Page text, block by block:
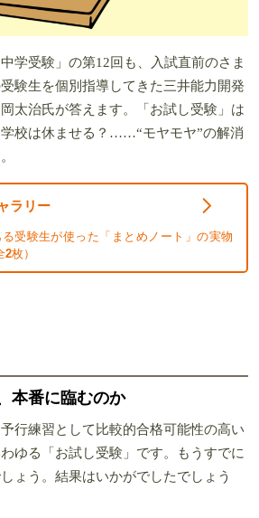
学受験」の第12回も、入試直前のさま
験生を個別指導してきた三井能力開発
太治氏が答えます。「お試し受験」は
学校は休ませる？……“モヤモヤ”の解消
ラリー
る受験生が使った「まとめノート」の実物
2枚）
本番に臨むのか
行練習として比較的合格可能性の高い
ゆる「お試し受験」です。もうすでに
ょう。結果はいかがでしたでしょう